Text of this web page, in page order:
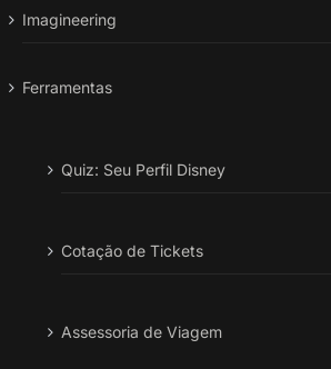
Imagineering
Ferramentas
Quiz: Seu Perfil Disney
Cotação de Tickets
Assessoria de Viagem